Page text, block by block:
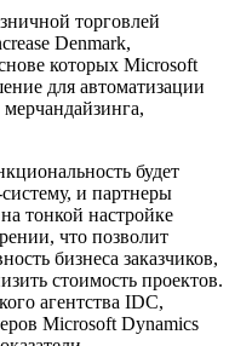
торговлей
Denmark,
которых Microsoft
для автоматизации
будет
и партнеры
тонкой настройке
что позволит
бизнеса заказчиков,
стоимость проектов.
агентства IDC,
Microsoft Dynamics